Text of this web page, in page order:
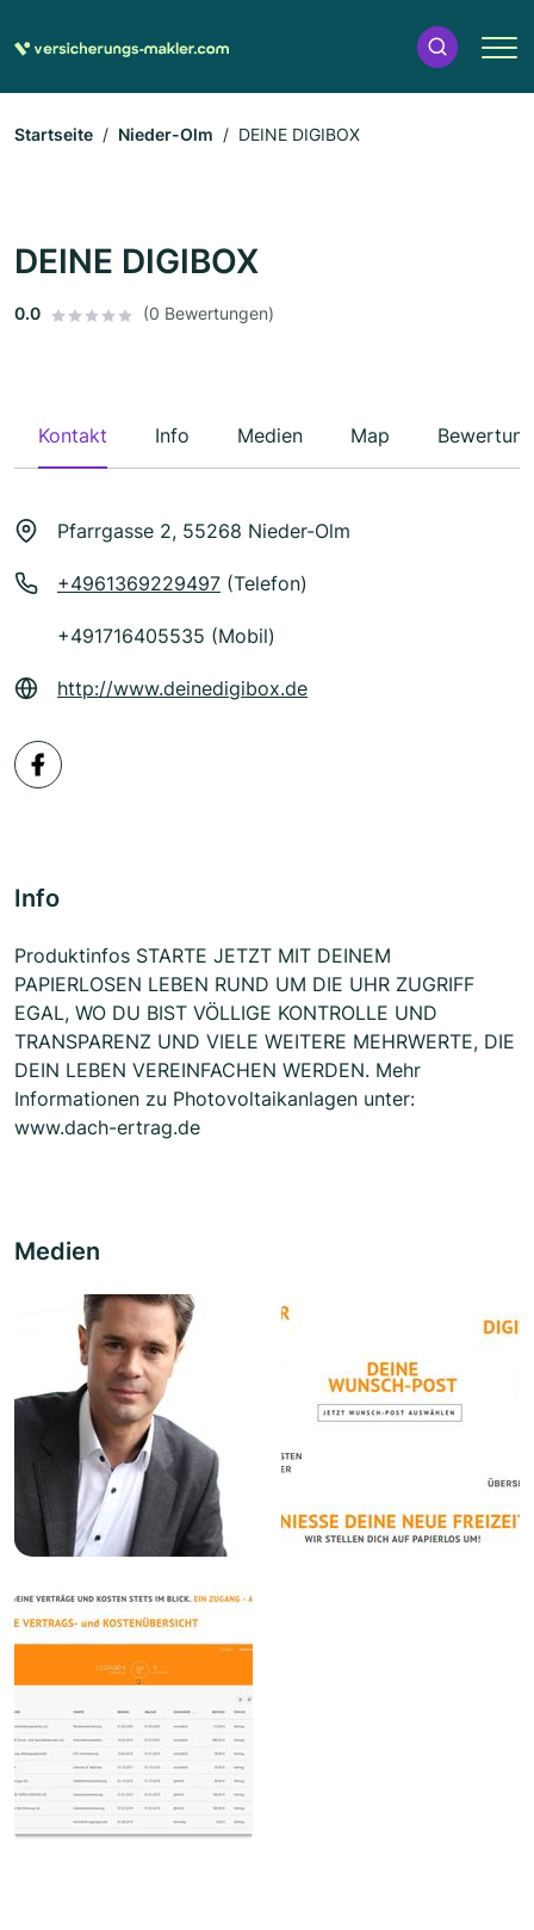
Startseite Nieder-Olm DEINE DIGIBOX
DEINE DIGIBOX
0.0 (0 Bewertungen)
Kontakt Info Medien Map
Pfarrgasse 2, 55268 Nieder-Olm
+4961369229497 (Telefon)
+491716405535 (Mobil)
http://www.deinedigibox.de
Info
Produktinfos STARTE JETZT MIT DEINEM
PAPIERLOSEN LEBEN RUND UM DIE UHR ZUGRIFF
EGAL, WO DU BIST VÖLLIGE KONTROLLE UND
TRANSPARENZ UND VIELE WEITERE MEHRWERTE, DIE
DEIN LEBEN VEREINFACHEN WERDEN. Mehr
Informationen zu Photovoltaikanlagen unter:
www.dach-ertrag.de
Medien